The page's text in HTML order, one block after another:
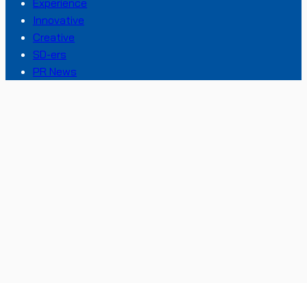
Experience
Innovative
Creative
SD-ers
PR News